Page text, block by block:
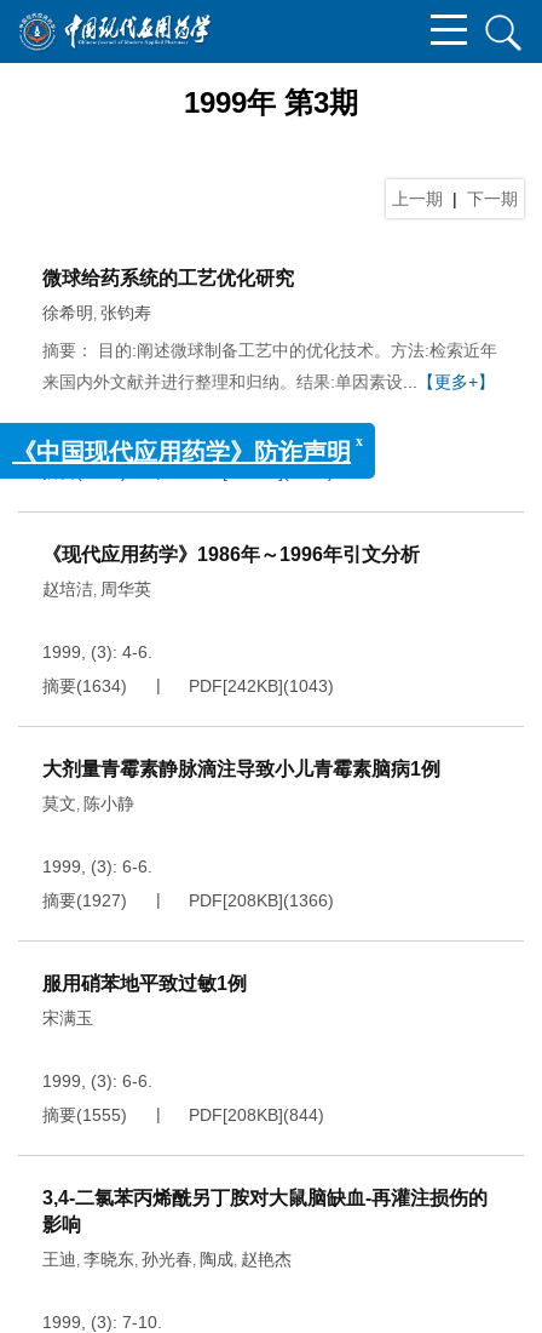
1999年 第3期
上一期 | 下一期
微球给药系统的工艺优化研究
徐希明 , 张钧寿
摘要： 目的:阐述微球制备工艺中的优化技术。方法:检索近年
来国内外文献并进行整理和归纳。结果:单因素设 ...【更多+】
1999, (3): 1-4.
《现代应用药学》1986年～1996年引文分析
赵培洁, 周华英
1999, (3): 4-6.
摘要(1634) PDF[242KB](1043)
大剂量青霉素静脉滴注导致小儿青霉素脑病1例
莫文, 陈小静
1999, (3): 6-6.
摘要(1927) PDF[208KB](1366)
服用硝苯地平致过敏1例
宋满玉
1999, (3): 6-6.
摘要(1555) PDF[208KB](844)
3,4-二氯苯丙烯酰另丁胺对大鼠脑缺血-再灌注损伤的
影响
王迪 , 李晓东, 孙光春, 陶成, 赵艳杰
1999, (3): 7-10.